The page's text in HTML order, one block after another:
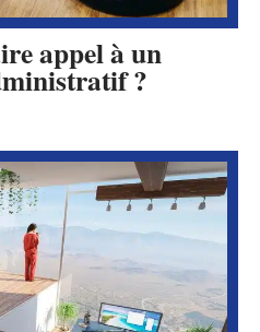
appel à un
?